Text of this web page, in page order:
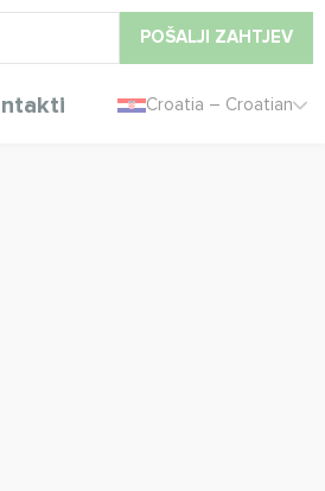
POŠALJI ZAHTJEV
Croatia – Croatian